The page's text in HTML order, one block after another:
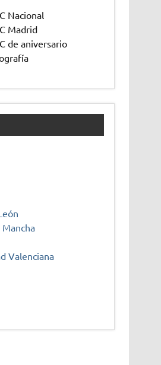
Nacional
Madrid
de aniversario
Mancha
Valenciana